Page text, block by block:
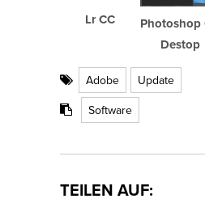
Lr CC
Photoshop
Destop
Adobe
Update
Software
TEILEN AUF: